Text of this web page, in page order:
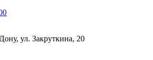
ул. Закруткина, 20